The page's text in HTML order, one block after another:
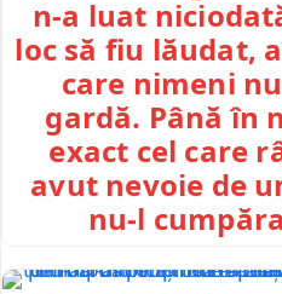
n-a luat
loc să fiu lăudat,
care nimeni
gardă. Până în
exact cel care
avut nevoie de
nu-l